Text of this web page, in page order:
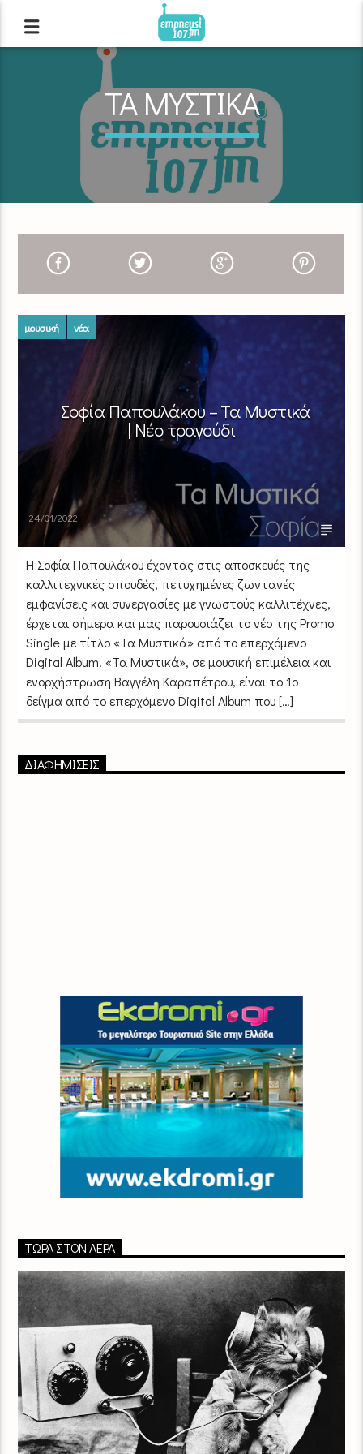
ΤΑ ΜΥΣΤΙΚΑ
μουσική νέα
Σοφία Παπουλάκου – Τα Μυστικά
| Νέο τραγούδι
24/01/2022
Η Σοφία Παπουλάκου έχοντας στις αποσκευές της
καλλιτεχνικές σπουδές, πετυχημένες ζωντανές
εμφανίσεις και συνεργασίες με γνωστούς καλλιτέχνες,
έρχεται σήμερα και μας παρουσιάζει το νέο της Promo
Single με τίτλο «Τα Μυστικά» από το επερχόμενο
Digital Album. «Τα Μυστικά», σε μουσική επιμέλεια και
ενορχήστρωση Βαγγέλη Καραπέτρου, είναι το 1ο
δείγμα από το επερχόμενο Digital Album που […]
ΔΙΑΦΗΜΙΣΕΙΣ
ΤΏΡΑ ΣΤΟΝ ΑΈΡΑ